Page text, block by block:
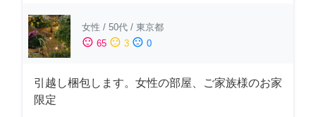
女性 / 50代 / 東京都
sentiment_satisfied 65 sentiment_neutral 3 sentiment_dissatisfied 0
引越し梱包します。女性の部屋、ご家族様のお家
限定